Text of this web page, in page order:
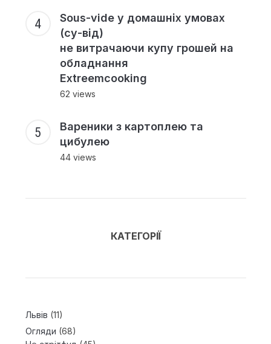
Sous-vide у домашніх умовах
(су-від)
не витрачаючи купу грошей на
обладнання
Extreemcooking
62 views
Вареники з картоплею та
цибулею
44 views
КАТЕГОРІЇ
Львів (11)
Огляди (68)